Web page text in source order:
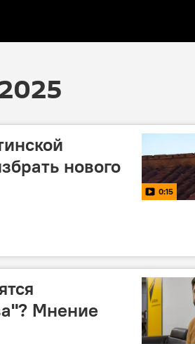
нового
0:15
Мнение